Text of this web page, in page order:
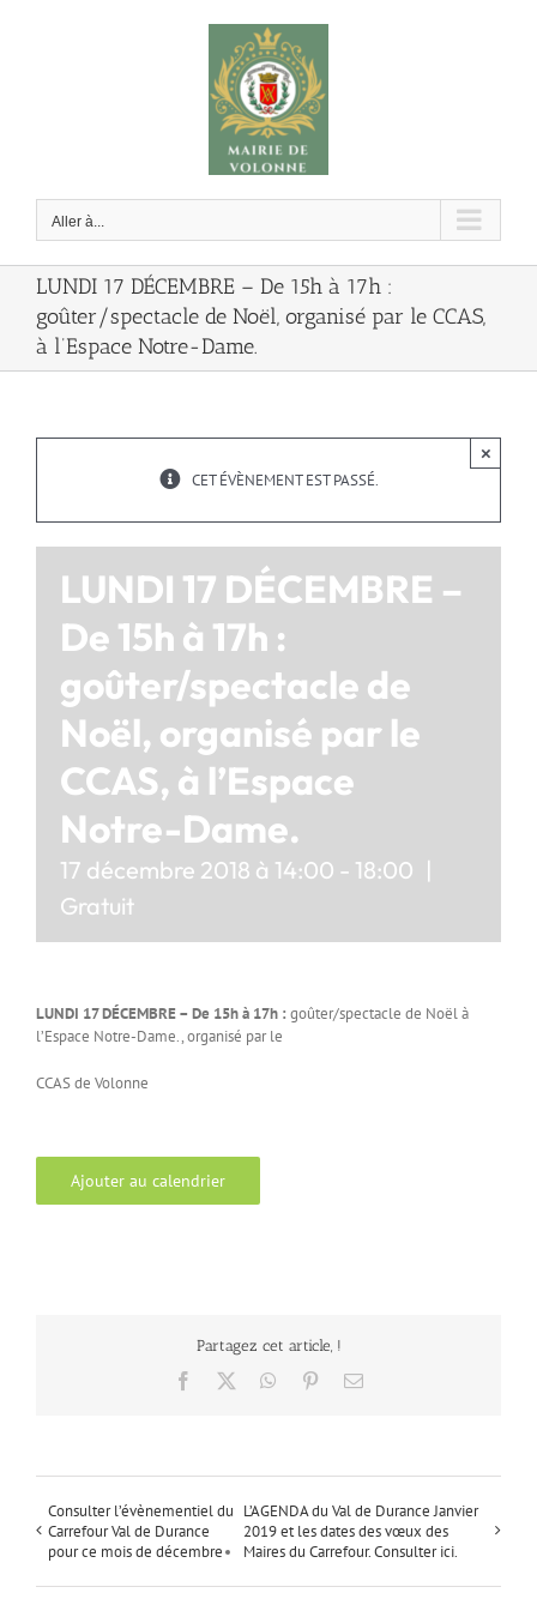
Aller à...
LUNDI 17 DÉCEMBRE – De 15h à 17h :
goûter/spectacle de Noël, organisé par le CCAS,
à l’Espace Notre-Dame.
CET ÉVÈNEMENT EST PASSÉ.
×
LUNDI 17 DÉCEMBRE –
De 15h à 17h :
goûter/spectacle de
Noël, organisé par le
CCAS, à l’Espace
Notre-Dame.
17 décembre 2018 à 14:00 - 18:00 |
Gratuit
LUNDI 17 DÉCEMBRE – De 15h à 17h : goûter/spectacle de Noël à
l’Espace Notre-Dame., organisé par le
CCAS de Volonne
Ajouter au calendrier
Partagez cet article, !
Facebook WhatsApp
PinterestEmail
Consulter l’évènementiel du
Carrefour Val de Durance
pour ce mois de décembre
L’AGENDA du Val de Durance Janvier
2019 et les dates des vœux des
Maires du Carrefour. Consulter ici.